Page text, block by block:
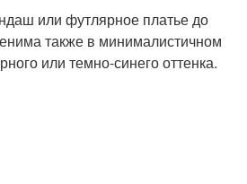
или футлярное платье до
также в минималистичном
или темно-синего оттенка.